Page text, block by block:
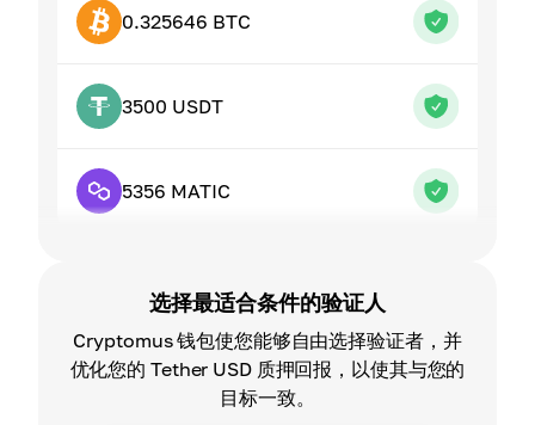
0.325646 BTC
3500 USDT
5356 MATIC
选择最适合条件的验证人
Cryptomus 钱包使您能够自由选择验证者，并
优化您的 Tether USD 质押回报，以使其与您的
目标一致。